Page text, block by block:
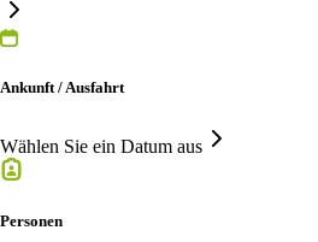
Ankunft / Ausfahrt
Wählen Sie ein Datum aus
Personen